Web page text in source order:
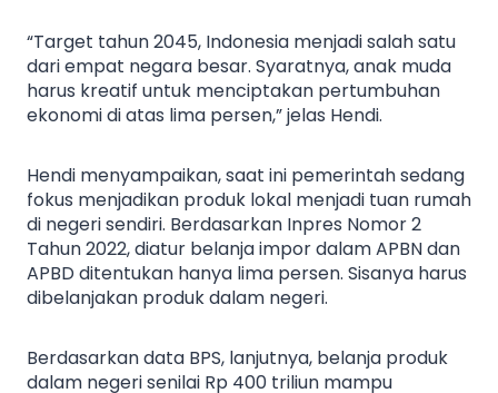
“Target tahun 2045, Indonesia menjadi salah satu
dari empat negara besar. Syaratnya, anak muda
harus kreatif untuk menciptakan pertumbuhan
ekonomi di atas lima persen,” jelas Hendi.
Hendi menyampaikan, saat ini pemerintah sedang
fokus menjadikan produk lokal menjadi tuan rumah
di negeri sendiri. Berdasarkan Inpres Nomor 2
Tahun 2022, diatur belanja impor dalam APBN dan
APBD ditentukan hanya lima persen. Sisanya harus
dibelanjakan produk dalam negeri.
Berdasarkan data BPS, lanjutnya, belanja produk
dalam negeri senilai Rp 400 triliun mampu